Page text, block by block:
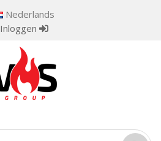
Nederlands
Inloggen